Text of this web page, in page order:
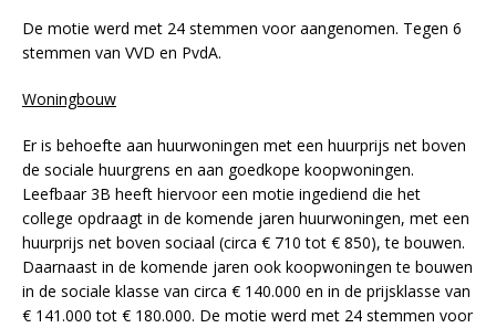
De motie werd met 24 stemmen voor aangenomen. Tegen 6
stemmen van VVD en PvdA.
Woningbouw
Er is behoefte aan huurwoningen met een huurprijs net boven
de sociale huurgrens en aan goedkope koopwoningen.
Leefbaar 3B heeft hiervoor een motie ingediend die het
college opdraagt in de komende jaren huurwoningen, met een
huurprijs net boven sociaal (circa € 710 tot € 850), te bouwen.
Daarnaast in de komende jaren ook koopwoningen te bouwen
in de sociale klasse van circa € 140.000 en in de prijsklasse van
€ 141.000 tot € 180.000. De motie werd met 24 stemmen voor